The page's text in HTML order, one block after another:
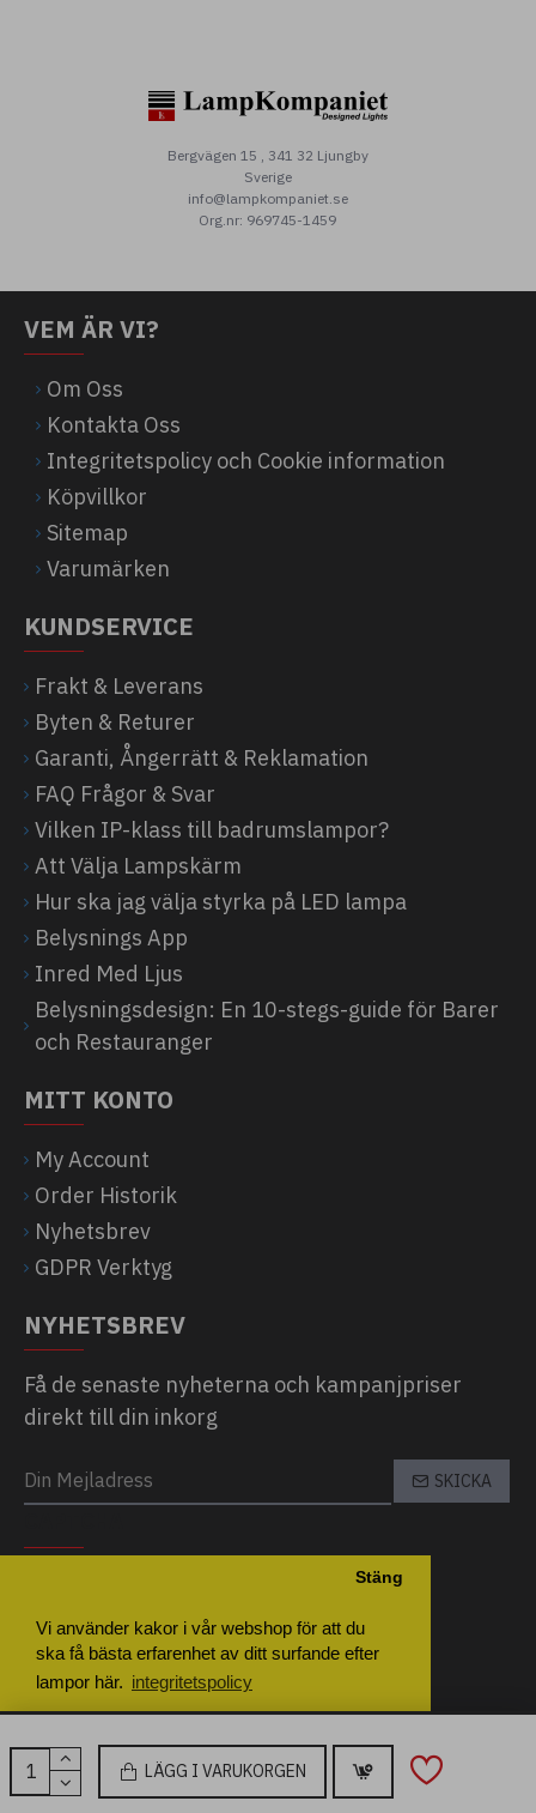
Vi använder kakor i vår webshop för att du
ska få bästa erfarenhet av ditt surfande efter
lampor här. integritetspolicy
Stäng
Inställningar Godkänn Alla
LÄGG I VARUKORGEN
Bergvägen 15 , 341 32 Ljungby
Sverige
info@lampkompaniet.se
Org.nr: 969745-1459
VEM ÄR VI?
Om Oss
Kontakta Oss
Integritetspolicy och Cookie information
Köpvillkor
Sitemap
Varumärken
KUNDSERVICE
Frakt & Leverans
Byten & Returer
Garanti, Ångerrätt & Reklamation
FAQ Frågor & Svar
Vilken IP-klass till badrumslampor?
Att Välja Lampskärm
Hur ska jag välja styrka på LED lampa
Belysnings App
Inred Med Ljus
Belysningsdesign: En 10-stegs-guide för Barer
och Restauranger
MITT KONTO
My Account
Order Historik
Nyhetsbrev
GDPR Verktyg
NYHETSBREV
Få de senaste nyheterna och kampanjpriser
direkt till din inkorg
SKICKA
Copyright © 2026, LampKompaniet, All Rights Reserved